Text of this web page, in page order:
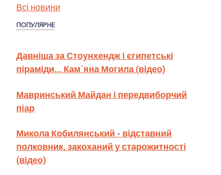
Всі новини
ПОПУЛЯРНЕ
Давніша за Стоунхендж і єгипетські
піраміди... Кам`яна Могила (відео)
Мавринський Майдан і передвиборчий
піар
Микола Кобилянський - відставний
полковник, закоханий у старожитності
(відео)